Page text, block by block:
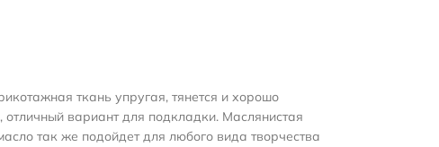
ткань упругая, тянется и хорошо
вариант для подкладки. Маслянистая
так же подойдет для любого вида творчества